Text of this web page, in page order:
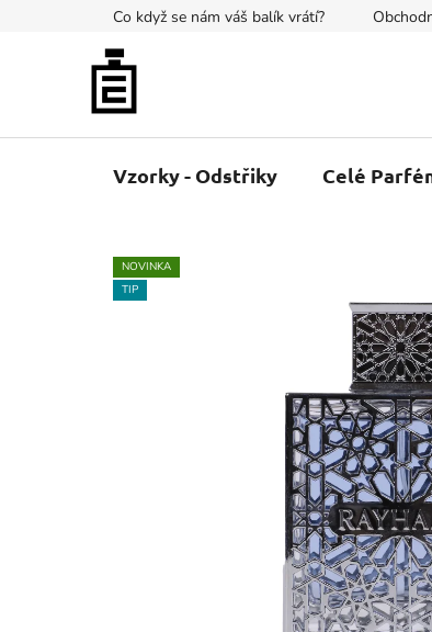
Co když se nám váš balík vrátí?
Vzorky - Odstřiky Celé
NOVINKA
TIP